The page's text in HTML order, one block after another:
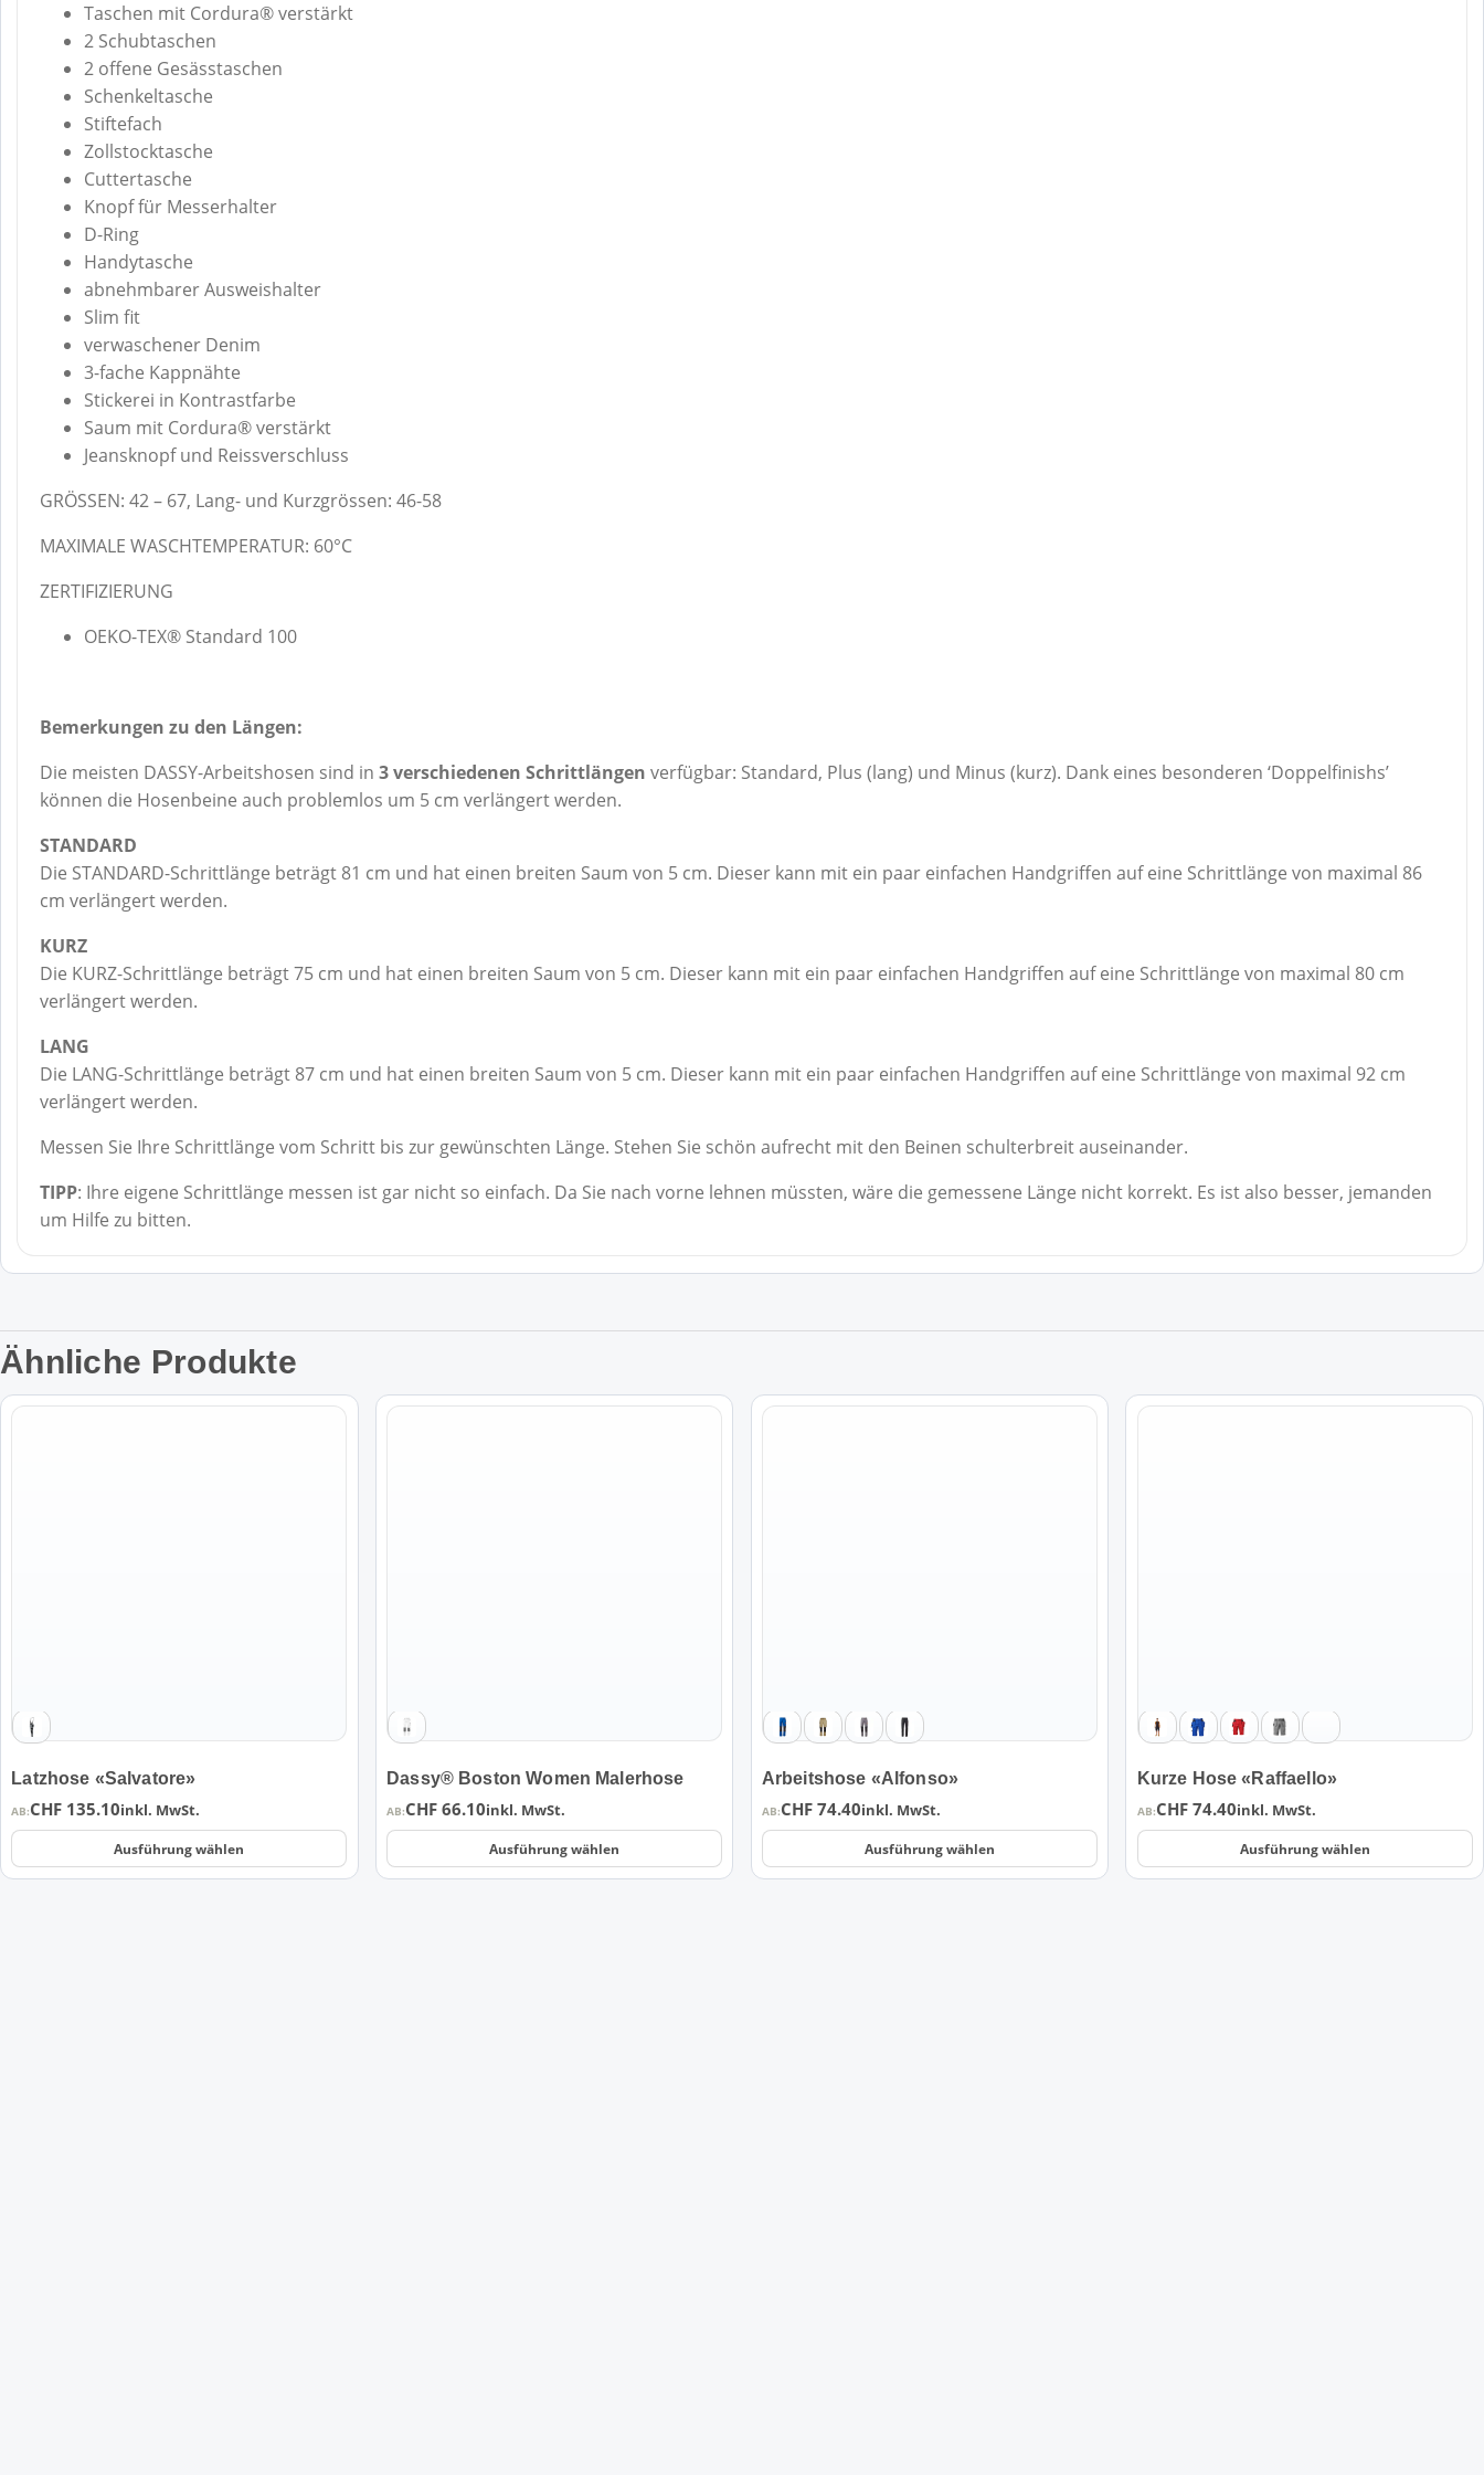
Taschen mit Cordura® verstärkt
2 Schubtaschen
2 offene Gesässtaschen
Schenkeltasche
Stiftefach
Zollstocktasche
Cuttertasche
Knopf für Messerhalter
D-Ring
Handytasche
abnehmbarer Ausweishalter
Slim fit
verwaschener Denim
3-fache Kappnähte
Stickerei in Kontrastfarbe
Saum mit Cordura® verstärkt
Jeansknopf und Reissverschluss
GRÖSSEN: 42 – 67, Lang- und Kurzgrössen: 46-58
MAXIMALE WASCHTEMPERATUR: 60°C
ZERTIFIZIERUNG
OEKO-TEX® Standard 100
Bemerkungen zu den Längen:
Die meisten DASSY-Arbeitshosen sind in 3 verschiedenen Schrittlängen verfügbar: Standard, Plus (lang) und Minus (kurz). Dank eines besonderen ‘Doppelfinishs’
können die Hosenbeine auch problemlos um 5 cm verlängert werden.
STANDARD
Die STANDARD-Schrittlänge beträgt 81 cm und hat einen breiten Saum von 5 cm. Dieser kann mit ein paar einfachen Handgriffen auf eine Schrittlänge von maximal 86
cm verlängert werden.
KURZ
Die KURZ-Schrittlänge beträgt 75 cm und hat einen breiten Saum von 5 cm. Dieser kann mit ein paar einfachen Handgriffen auf eine Schrittlänge von maximal 80 cm
verlängert werden.
LANG
Die LANG-Schrittlänge beträgt 87 cm und hat einen breiten Saum von 5 cm. Dieser kann mit ein paar einfachen Handgriffen auf eine Schrittlänge von maximal 92 cm
verlängert werden.
Messen Sie Ihre Schrittlänge vom Schritt bis zur gewünschten Länge. Stehen Sie schön aufrecht mit den Beinen schulterbreit auseinander.
TIPP: Ihre eigene Schrittlänge messen ist gar nicht so einfach. Da Sie nach vorne lehnen müssten, wäre die gemessene Länge nicht korrekt. Es ist also besser, jemanden
um Hilfe zu bitten.
Ähnliche Produkte
Latzhose «Salvatore»
AB:CHF 135.10inkl. MwSt.
Ausführung wählen
gewählt
werden
Dassy® Boston Women Malerhose
AB:CHF 66.10inkl. MwSt.
Ausführung wählen
gewählt
werden
Arbeitshose «Alfonso»
AB:CHF74.40inkl. MwSt.
Ausführung wählen
gewählt
werden
Kurze Hose «Raffaello»
AB:CHF74.40inkl. MwSt.
Ausführung wählen
gewählt
werden